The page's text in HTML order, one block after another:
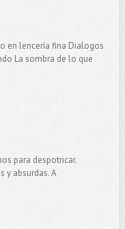
en lencería fina Dialogos
La sombra de lo que
para despotricar.
y absurdas. A